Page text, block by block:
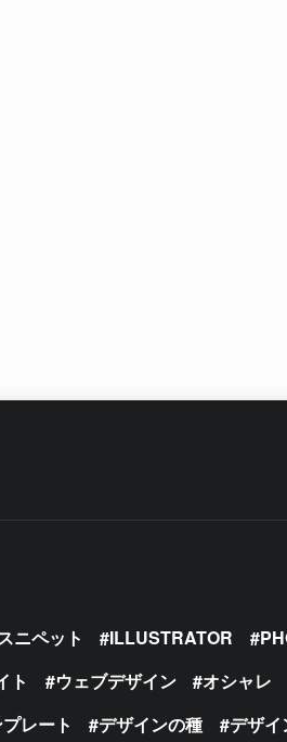
ニペット ILLUSTRATOR
ト ウェブデザイン オシャレ
レート デザインの種 デザイ